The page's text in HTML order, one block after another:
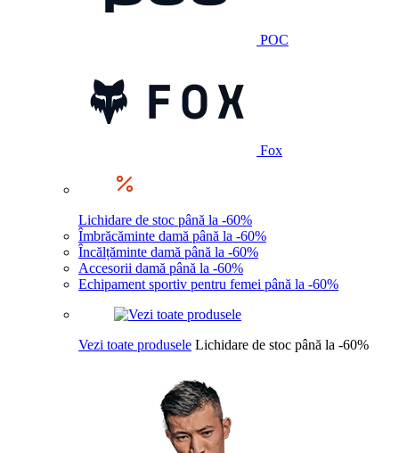
POC
Fox
Lichidare de stoc până la -60%
Îmbrăcăminte damă până la -60%
Încălțăminte damă până la -60%
Accesorii damă până la -60%
Echipament sportiv pentru femei până la -60%
Vezi toate produsele Lichidare de stoc până la -60%